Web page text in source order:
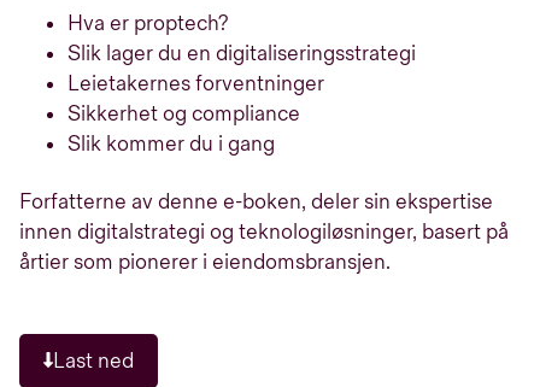
Hva er proptech?
Slik lager du en digitaliseringsstrategi
Leietakernes forventninger
Sikkerhet og compliance
Slik kommer du i gang
Forfatterne av denne e-boken, deler sin ekspertise
innen digitalstrategi og teknologiløsninger, basert på
årtier som pionerer i eiendomsbransjen.
Last ned